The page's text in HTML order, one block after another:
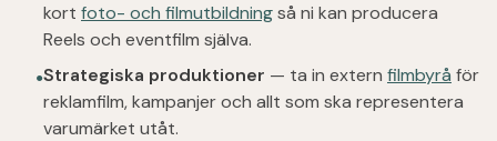
kort foto- och filmutbildningså ni kan producera
Reels och eventfilm själva.
●Strategiska produktioner — ta in extern filmbyrå för
reklamfilm, kampanjer och allt som ska representera
varumärket utåt.